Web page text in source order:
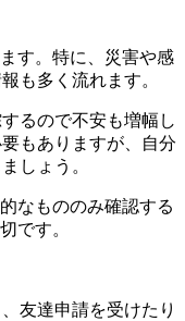
す。特に、災害や感
も多く流れます。
るので不安も増幅し
もありますが、自分
しょう。
なもののみ確認する
です。
友達申請を受けたり